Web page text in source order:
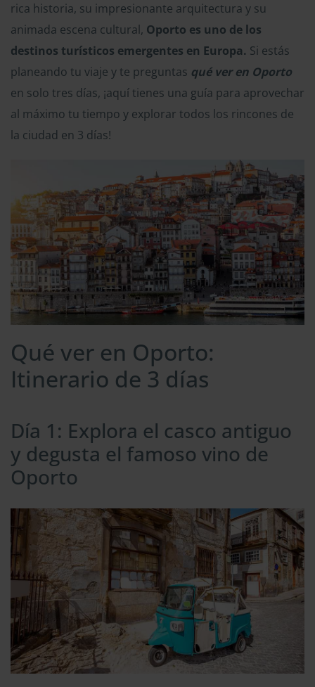
rica historia, su impresionante arquitectura y su
animada escena cultural, Oporto es uno de los
destinos turísticos emergentes en Europa. Si estás
planeando tu viaje y te preguntas qué ver en Oporto
en solo tres días, ¡aquí tienes una guía para aprovechar
al máximo tu tiempo y explorar todos los rincones de
la ciudad en 3 días!
Qué ver en Oporto:
Itinerario de 3 días
Día 1: Explora el casco antiguo
y degusta el famoso vino de
Oporto